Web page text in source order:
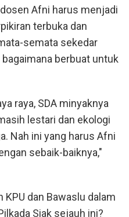
Afni harus menjadi
terbuka dan
semata sekedar
berbuat untuk
raya, SDA minyaknya
lestari dan ekologi
Nah ini yang harus Afni
sebaik-baiknya,"
KPU dan Bawaslu dalam
Siak sejauh ini?